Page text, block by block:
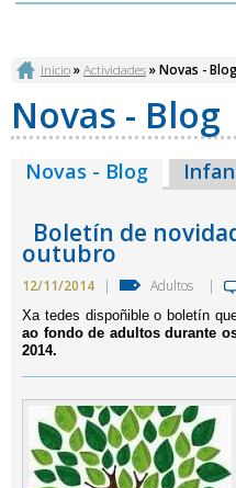
Vostede está
Inicio»Actividades» Novas -
Novas - Blog
Novas - Blog (solapa
Boletín de
outubro
12/11/2014 | Adultos |
Xa tedes dispoñible o boletín
ao fondo de adultos durante
2014.​